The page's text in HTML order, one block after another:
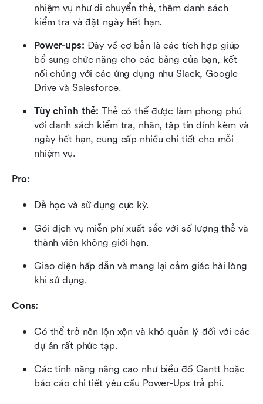
nhiệm vụ như di chuyển thẻ, thêm danh sách
kiểm tra và đặt ngày hết hạn.
Power-ups: Đây về cơ bản là các tích hợp giúp
bổ sung chức năng cho các bảng của bạn, kết
nối chúng với các ứng dụng như Slack, Google
Drive và Salesforce.
Tùy chỉnh thẻ: Thẻ có thể được làm phong phú
với danh sách kiểm tra, nhãn, tập tin đính kèm và
ngày hết hạn, cung cấp nhiều chi tiết cho mỗi
nhiệm vụ.
Pro:
Dễ học và sử dụng cực kỳ.
Gói dịch vụ miễn phí xuất sắc với số lượng thẻ và
thành viên không giới hạn.
Giao diện hấp dẫn và mang lại cảm giác hài lòng
khi sử dụng.
Cons:
Có thể trở nên lộn xộn và khó quản lý đối với các
dự án rất phức tạp.
Các tính năng nâng cao như biểu đồ Gantt hoặc
báo cáo chi tiết yêu cầu Power-Ups trả phí.